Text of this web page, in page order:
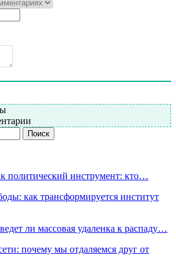
политический инструмент: кто…
как трансформируется институт
ли массовая удаленка к распаду…
почему мы отдаляемся друг от